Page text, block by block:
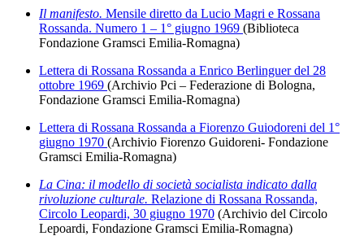
Il manifesto. Mensile diretto da Lucio Magri e Rossana
Rossanda. Numero 1 – 1° giugno 1969 (Biblioteca
Fondazione Gramsci Emilia-Romagna)
Lettera di Rossana Rossanda a Enrico Berlinguer del 28
ottobre 1969 (Archivio Pci – Federazione di Bologna,
Fondazione Gramsci Emilia-Romagna)
Lettera di Rossana Rossanda a Fiorenzo Guiodoreni del 1°
giugno 1970 (Archivio Fiorenzo Guidoreni- Fondazione
Gramsci Emilia-Romagna)
La Cina: il modello di società socialista indicato dalla
rivoluzione culturale. Relazione di Rossana Rossanda,
Circolo Leopardi, 30 giugno 1970 (Archivio del Circolo
Lepoardi, Fondazione Gramsci Emilia-Romagna)